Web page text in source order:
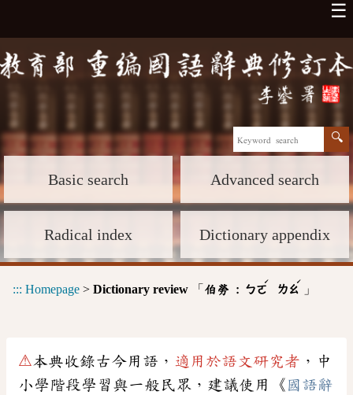
☰
Basic search Advanced search
Radical index Dictionary appendix
::: Homepage > Dictionary review 「 伯勞 : ㄅㄛ
ˊ
ㄌㄠ
ˊ
」
⚠本典收錄古今用語， 適用於語文研究者 ，中
小學階段學習與一般民眾，建議使用《 國語辭